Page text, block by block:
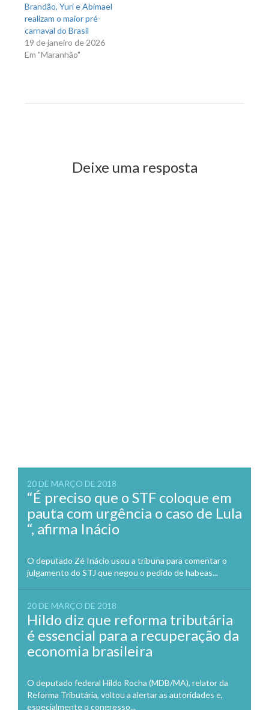
Brandão, Yuri e Abimael
realizam o maior pré-
carnaval do Brasil
19 de janeiro de 2026
Em "Maranhão"
Deixe uma resposta
20 DE MARÇO DE 2018
“É preciso que o STF coloque em
pauta com urgência o caso de Lula
“, afirma Inácio
O deputado Zé Inácio usou a tribuna para comentar o
julgamento do STJ que negou o pedido de habeas...
20 DE MARÇO DE 2018
Hildo diz que reforma tributária
é essencial para a recuperação da
economia brasileira
O deputado federal Hildo Rocha (MDB/MA), relator da
Reforma Tributária, voltou a alertar as autoridades e,
especialmente o congresso...